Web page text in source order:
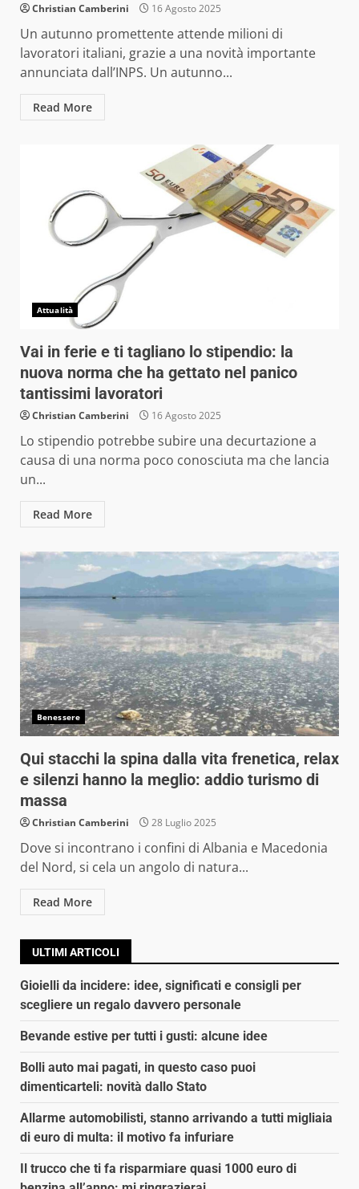
Christian Camberini 16 Agosto 2025
Un autunno promettente attende milioni di
lavoratori italiani, grazie a una novità importante
annunciata dall’INPS. Un autunno...
Read More
Attualità
Vai in ferie e ti tagliano lo stipendio: la
nuova norma che ha gettato nel panico
tantissimi lavoratori
Christian Camberini 16 Agosto 2025
Lo stipendio potrebbe subire una decurtazione a
causa di una norma poco conosciuta ma che lancia
un...
Read More
Benessere
Qui stacchi la spina dalla vita frenetica, relax
e silenzi hanno la meglio: addio turismo di
massa
Christian Camberini 28 Luglio 2025
Dove si incontrano i confini di Albania e Macedonia
del Nord, si cela un angolo di natura...
Read More
ULTIMI ARTICOLI
Gioielli da incidere: idee, significati e consigli per
scegliere un regalo davvero personale
Bevande estive per tutti i gusti: alcune idee
Bolli auto mai pagati, in questo caso puoi
dimenticarteli: novità dallo Stato
Allarme automobilisti, stanno arrivando a tutti migliaia
di euro di multa: il motivo fa infuriare
Il trucco che ti fa risparmiare quasi 1000 euro di